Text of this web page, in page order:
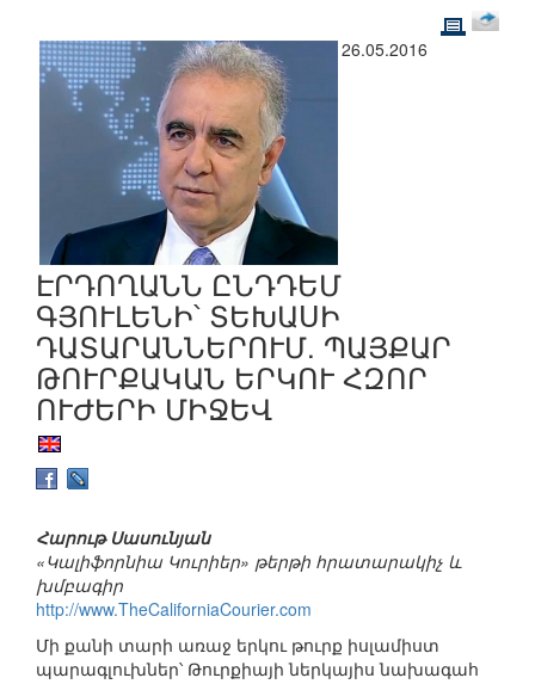
26.05.2016
ԷՐԴՈՂԱՆՆ ԸՆԴԴԵՄ
ԳՅՈՒԼԵՆԻ՝ ՏԵԽԱՍԻ
ԴԱՏԱՐԱՆՆԵՐՈՒՄ. ՊԱՅՔԱՐ
ԹՈՒՐՔԱԿԱՆ ԵՐԿՈՒ ՀԶՈՐ
ՈՒԺԵՐԻ ՄԻՋԵՎ
Հարութ Սասունյան
«Կալիֆորնիա Կուրիեր» թերթի հրատարակիչ և
խմբագիր
http://www.TheCaliforniaCourier.com
Մի քանի տարի առաջ երկու թուրք իսլամիստ
պարագլուխներ՝ Թուրքիայի ներկայիս նախագահ